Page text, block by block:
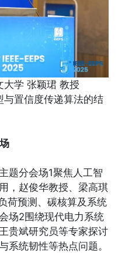
大学 张颖珺 教授
置信度传递算法的结
题分会场1聚焦人工智
，赵俊华教授、梁高琪
荷预测、碳核算及系统
场2围绕现代电力系统
贵斌研究员等专家探讨
系统韧性等热点问题。